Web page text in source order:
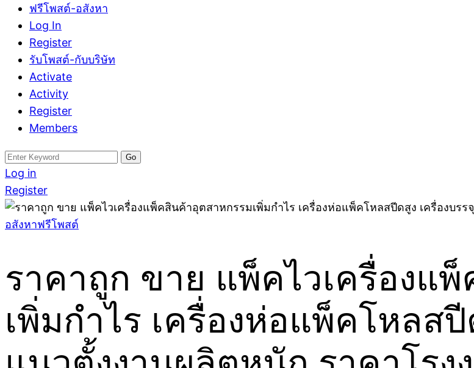
ฟรีโพสต์-อสังหา
Log In
Register
รับโพสต์-กับบริษัท
Activate
Activity
Register
Members
Search
for:
Log in
Register
อสังหาฟรีโพสต์
ราคาถูก ขาย แพ็คไวเครื่องแ
เพิ่มกำไร เครื่องห่อแพ็คโหลส